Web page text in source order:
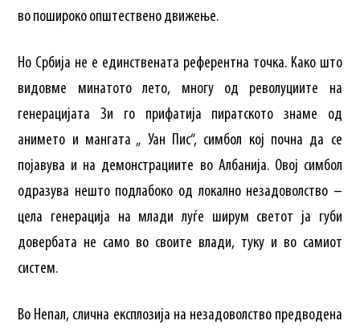
во пошироко општествено движење.
Но Србија не е единствената референтна точка. Како што
видовме минатото лето, многу од револуциите на
генерацијата Зи го прифатија пиратското знаме од
анимето и мангата „ Уан Пис“, симбол кој почна да се
појавува и на демонстрациите во Албанија. Овој симбол
одразува нешто подлабоко од локално незадоволство –
цела генерација на млади луѓе ширум светот ја губи
довербата не само во своите влади, туку и во самиот
систем.
Во Непал, слична експлозија на незадоволство предводена